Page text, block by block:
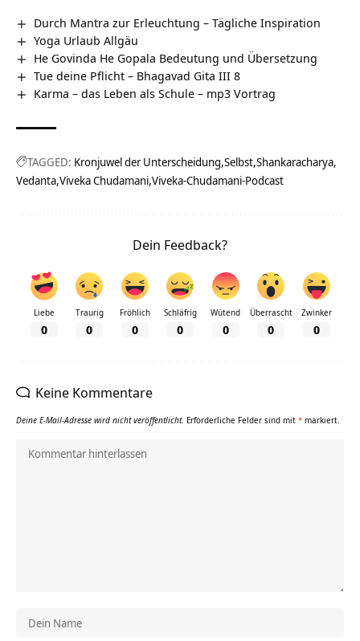
Durch Mantra zur Erleuchtung – Tägliche Inspiration
Yoga Urlaub Allgäu
He Govinda He Gopala Bedeutung und Übersetzung
Tue deine Pflicht – Bhagavad Gita III 8
Karma – das Leben als Schule – mp3 Vortrag
TAGGED: Kronjuwel der Unterscheidung Selbst Shankaracharya
Vedanta Viveka Chudamani Viveka-Chudamani-Podcast
Dein Feedback?
Liebe
0
Traurig
0
Fröhlich
0
Schläfrig
0
Wütend
0
Überrascht
0
Zwinker
0
Keine Kommentare
Deine E-Mail-Adresse wird nicht veröffentlicht. Erforderliche Felder sind mit * markiert.